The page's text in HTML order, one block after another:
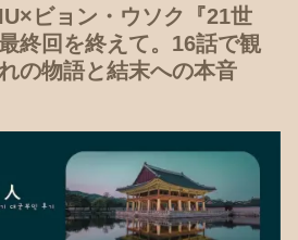
ビョン・ウソク『21世
終回を終えて。16話で観
の物語と結末への本音